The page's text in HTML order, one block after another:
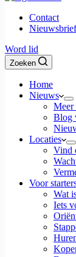
Contact
Nieuwsbrief
Word lid
Zoeken
Home
Nieuws
Meer
Blog
Locaties
Vind
Voor
Wat
Iets